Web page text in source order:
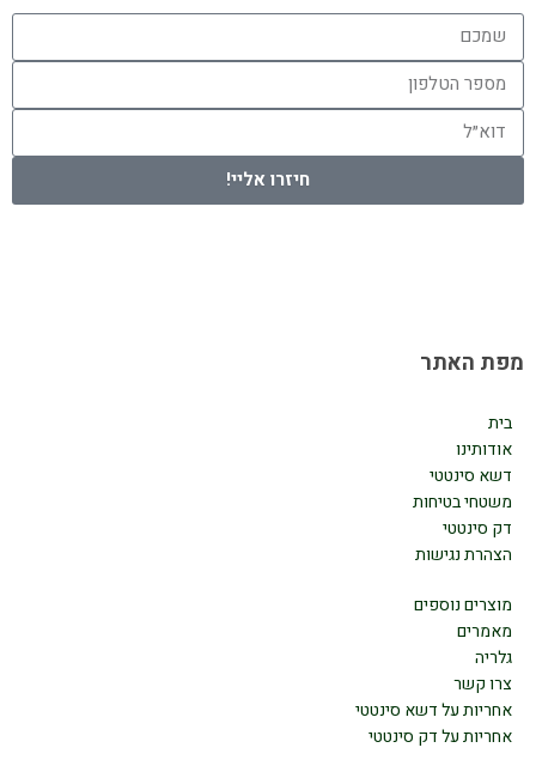
חיזרו אליי!
מפת האתר
בית
אודותינו
דשא סינטטי
משטחי בטיחות
דק סינטטי
הצהרת נגישות
מוצרים נוספים
מאמרים
גלריה
צרו קשר
אחריות על דשא סינטטי
אחריות על דק סינטטי